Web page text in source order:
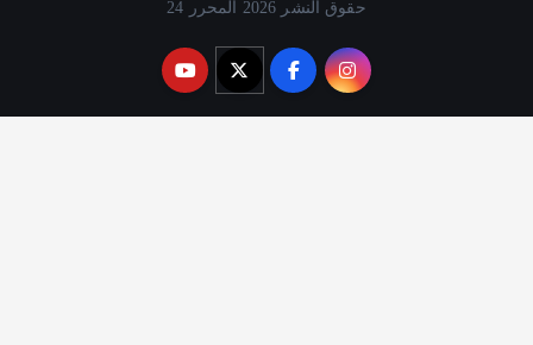
حقوق النشر 2026 المحرر 24